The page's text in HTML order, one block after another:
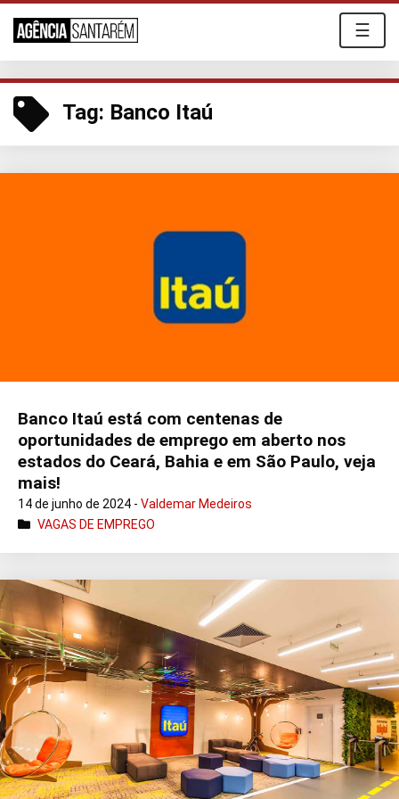
☰
Tag: Banco Itaú
Banco Itaú está com centenas de
oportunidades de emprego em aberto nos
estados do Ceará, Bahia e em São Paulo, veja
mais!
14 de junho de 2024 - Valdemar Medeiros
VAGAS DE EMPREGO